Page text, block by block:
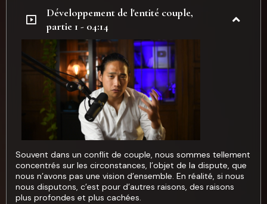
Développement de l'entité couple,
partie 1 - 04:14
Souvent dans un conflit de couple, nous sommes tellement
concentrés sur les circonstances, l’objet de la dispute, que
nous n’avons pas une vision d’ensemble. En réalité, si nous
nous disputons, c’est pour d’autres raisons, des raisons
plus profondes et plus cachées.